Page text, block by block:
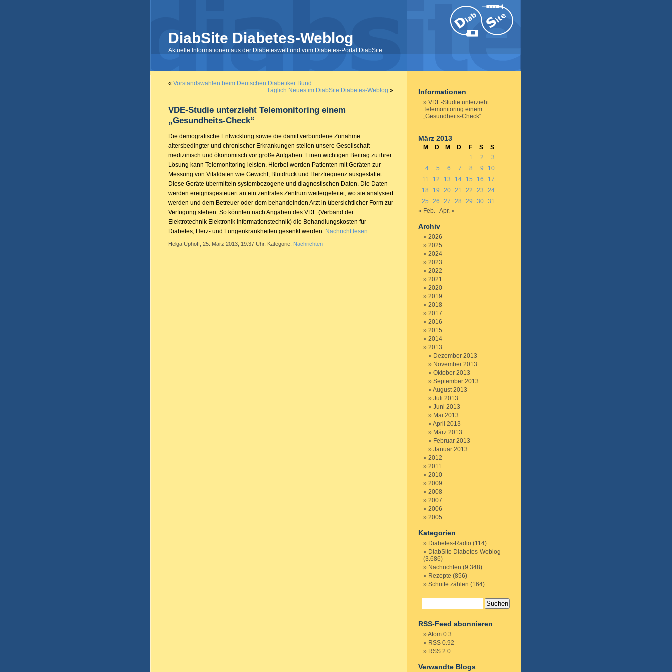
DiabSite Diabetes-Weblog
Aktuelle Informationen aus der Diabeteswelt und vom Diabetes-Portal DiabSite
« Vorstandswahlen beim Deutschen Diabetiker Bund
Täglich Neues im DiabSite Diabetes-Weblog »
VDE-Studie unterzieht Telemonitoring einem
„Gesundheits-Check“
Die demografische Entwicklung sowie die damit verbundene Zunahme
altersbedingter und chronischer Erkrankungen stellen unsere Gesellschaft
medizinisch und ökonomisch vor große Aufgaben. Einen wichtigen Beitrag zu ihrer
Lösung kann Telemonitoring leisten. Hierbei werden Patienten mit Geräten zur
Messung von Vitaldaten wie Gewicht, Blutdruck und Herzfrequenz ausgestattet.
Diese Geräte übermitteln systembezogene und diagnostischen Daten. Die Daten
werden ereignisgesteuert an ein zentrales Zentrum weitergeleitet, wo sie analysiert
werden und dem Betreuer oder dem behandelnden Arzt in übersichtlicher Form zur
Verfügung stehen. So könnten nach Angaben des VDE (Verband der
Elektrotechnik Elektronik Informationstechnik) die Behandlungskosten für
Diabetes, Herz- und Lungenkrankheiten gesenkt werden. Nachricht lesen
Helga Uphoff, 25. März 2013, 19.37 Uhr, Kategorie: Nachrichten
Informationen
VDE-Studie unterzieht
Telemonitoring einem
„Gesundheits-Check“
März 2013
M D M D F S
S
1
2
3
4
5 6 7 8 9
10
11
12 13 14 15 16
17
18
19 20 21 22 23
24
25
26 27 28 29 30 31
« Feb. Apr. »
Archiv
2026
2025
2024
2023
2022
2021
2020
2019
2018
2017
2016
2015
2014
2013
Dezember 2013
November 2013
Oktober 2013
September 2013
August 2013
Juli 2013
Juni 2013
Mai 2013
April 2013
März 2013
Februar 2013
Januar 2013
2012
2011
2010
2009
2008
2007
2006
2005
Kategorien
Diabetes-Radio (114)
DiabSite Diabetes-Weblog
(3.686)
Nachrichten (9.348)
Rezepte (856)
Schritte zählen (164)
RSS-Feed abonnieren
Atom 0.3
RSS 0.92
RSS 2.0
Verwandte Blogs